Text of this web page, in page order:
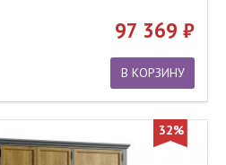
97 369
В КОРЗИНУ
32%